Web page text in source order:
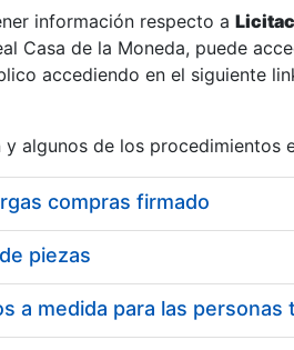
información respecto a
Casa de la Moneda, puede
accediendo en el siguiente
algunos de los procedimientos
compras firmado
piezas